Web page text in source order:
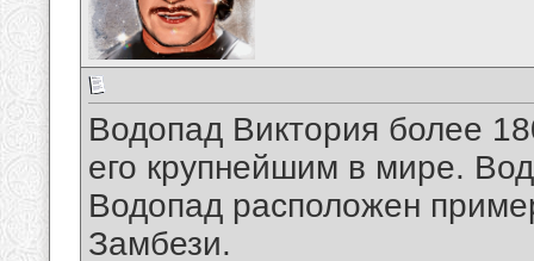
Водопад Виктория более
его крупнейшим в мире.
Водопад расположен
Замбези.